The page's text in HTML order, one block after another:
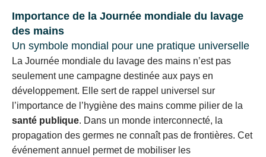
Importance de la Journée mondiale du lavage
des mains
Un symbole mondial pour une pratique universelle
La Journée mondiale du lavage des mains n’est pas
seulement une campagne destinée aux pays en
développement. Elle sert de rappel universel sur
l’importance de l’hygiène des mains comme pilier de la
santé publique. Dans un monde interconnecté, la
propagation des germes ne connaît pas de frontières. Cet
événement annuel permet de mobiliser les